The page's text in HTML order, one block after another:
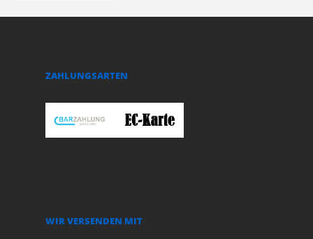
ZAHLUNGSARTEN
WIR VERSENDEN MIT